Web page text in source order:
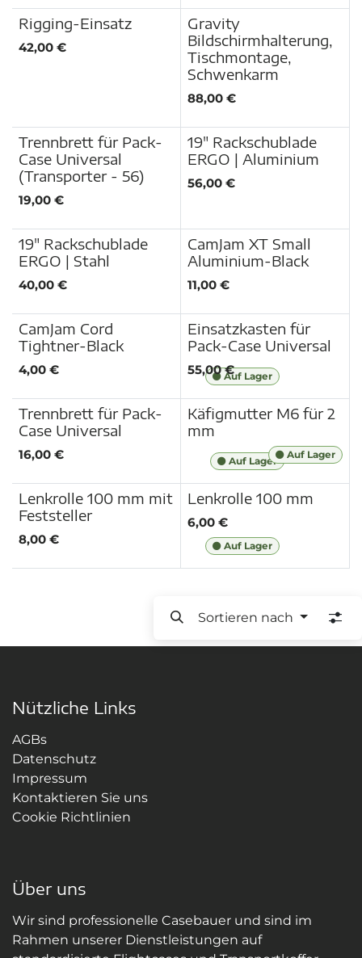
Rigging-Einsatz
42,00 €
Gravity
Bildschirmhalterung,
Tischmontage,
Schwenkarm
88,00€
Trennbrett für Pack-
Case Universal
(Transporter - 56)
19,00 €
19" Rackschublade
ERGO | Aluminium
56,00€
19" Rackschublade
ERGO | Stahl
40,00 €
85 Punkte
CamJam XT Small
Aluminium-Black
11,00€
35 Punkte
CamJam Cord
Tightner-Black
4,00 € Auf Lager
Einsatzkasten für
Pack-Case Universal
55,00€
150 Punkte
Trennbrett für Pack-
Case Universal
16,00 € Auf Lager
Käfigmutter M6 für 2
mm
Auf Lager
Lenkrolle 100 mm mit
Feststeller
8,00 € Auf Lager
Lenkrolle 100 mm
6,00€
Sortieren nach
Nützliche Links
AGBs
Datenschutz
Impressum
Kontaktieren Sie uns
Cookie Richtlinien
Über uns
Wir sind professionelle Casebauer und sind im
Rahmen unserer Dienstleistungen auf